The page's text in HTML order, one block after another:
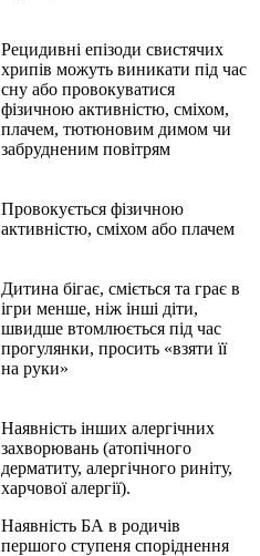
Рецидивні епізоди свистячих
хрипів можуть виникати під час
сну або провокуватися
фізичною активністю, сміхом,
плачем, тютюновим димом чи
забрудненим повітрям
Провокується фізичною
активністю, сміхом або плачем
Дитина бігає, сміється та грає в
ігри менше, ніж інші діти,
швидше втомлюється під час
прогулянки, просить «взяти її
на руки»
Наявність інших алергічних
захворювань (атопічного
дерматиту, алергічного риніту,
харчової алергії).
Наявність БА в родичів
першого ступеня споріднення